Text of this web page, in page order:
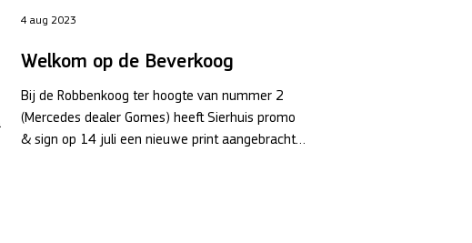
Welkom op de Beverkoog
Bij de Robbenkoog ter hoogte van nummer 2
(Mercedes dealer Gomes) heeft Sierhuis promo
& sign op 14 juli een nieuwe print aangebracht
4 aug 2023